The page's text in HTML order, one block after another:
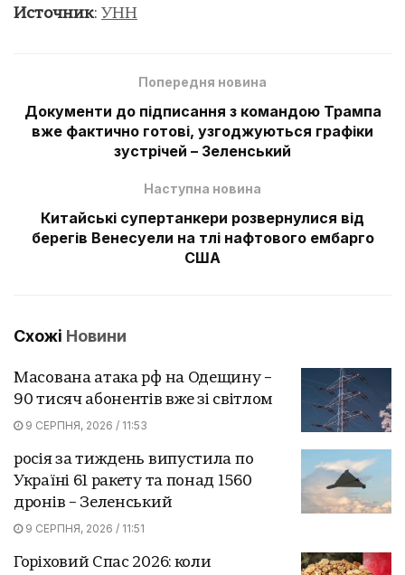
Источник: УНН
Попередня новина
Документи до підписання з командою Трампа
вже фактично готові, узгоджуються графіки
зустрічей – Зеленський
Наступна новина
Китайські супертанкери розвернулися від
берегів Венесуели на тлі нафтового ембарго
США
Схожі Новини
Масована атака рф на Одещину –
90 тисяч абонентів вже зі світлом
9 СЕРПНЯ, 2026 / 11:53
росія за тиждень випустила по
Україні 61 ракету та понад 1560
дронів – Зеленський
9 СЕРПНЯ, 2026 / 11:51
Горіховий Спас 2026: коли